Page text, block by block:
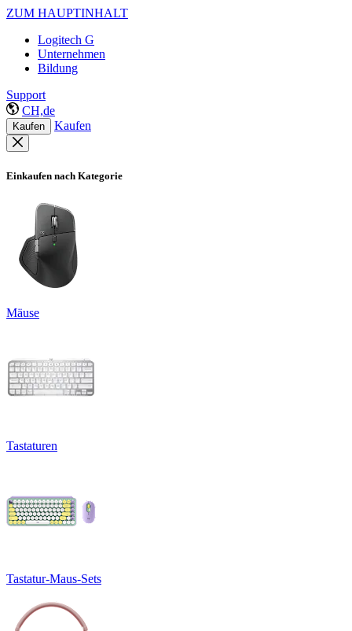
ZUM HAUPTINHALT
Logitech G
Unternehmen
Bildung
Support
CH,de
Kaufen Kaufen
Einkaufen nach Kategorie
Mäuse
Tastaturen
Tastatur-Maus-Sets